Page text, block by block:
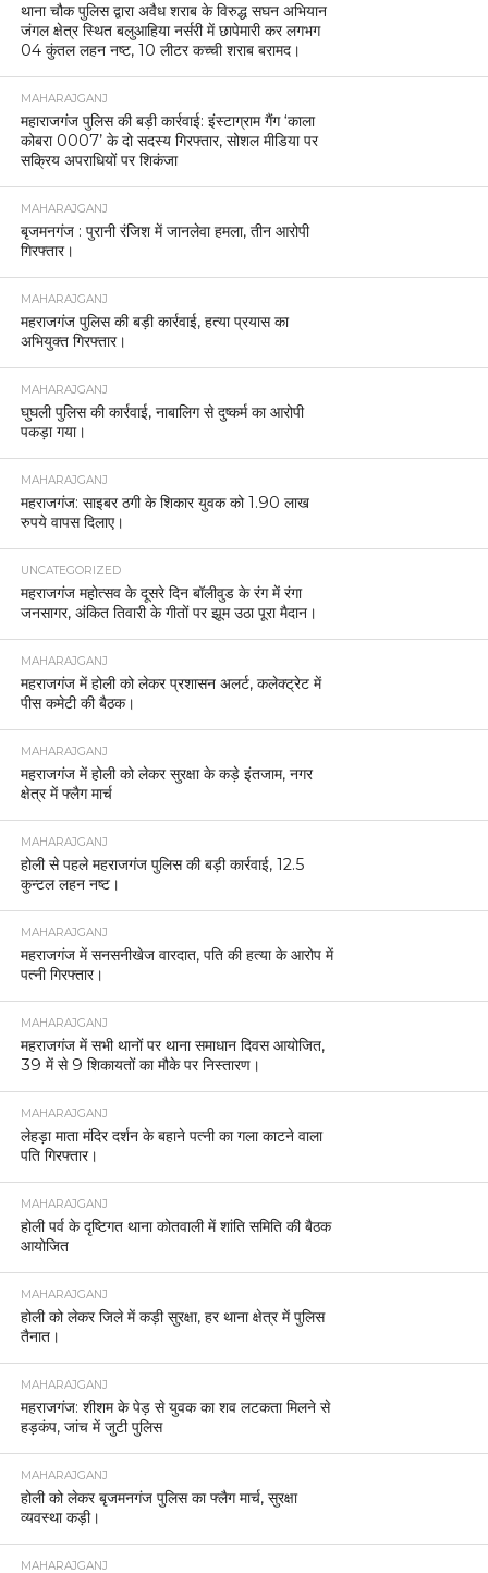
थाना चौक पुलिस द्वारा अवैध शराब के विरुद्ध सघन अभियान
जंगल क्षेत्र स्थित बलुआहिया नर्सरी में छापेमारी कर लगभग
04 कुंतल लहन नष्ट, 10 लीटर कच्ची शराब बरामद।
MAHARAJGANJ
महाराजगंज पुलिस की बड़ी कार्रवाई: इंस्टाग्राम गैंग ‘काला
कोबरा 0007’ के दो सदस्य गिरफ्तार, सोशल मीडिया पर
सक्रिय अपराधियों पर शिकंजा
MAHARAJGANJ
बृजमनगंज : पुरानी रंजिश में जानलेवा हमला, तीन आरोपी
गिरफ्तार।
MAHARAJGANJ
महराजगंज पुलिस की बड़ी कार्रवाई, हत्या प्रयास का
अभियुक्त गिरफ्तार।
MAHARAJGANJ
घुघली पुलिस की कार्रवाई, नाबालिग से दुष्कर्म का आरोपी
पकड़ा गया।
MAHARAJGANJ
महराजगंज: साइबर ठगी के शिकार युवक को 1.90 लाख
रुपये वापस दिलाए।
UNCATEGORIZED
महराजगंज महोत्सव के दूसरे दिन बॉलीवुड के रंग में रंगा
जनसागर, अंकित तिवारी के गीतों पर झूम उठा पूरा मैदान।
MAHARAJGANJ
महराजगंज में होली को लेकर प्रशासन अलर्ट, कलेक्ट्रेट में
पीस कमेटी की बैठक।
MAHARAJGANJ
महराजगंज में होली को लेकर सुरक्षा के कड़े इंतजाम, नगर
क्षेत्र में फ्लैग मार्च
MAHARAJGANJ
होली से पहले महराजगंज पुलिस की बड़ी कार्रवाई, 12.5
कुन्टल लहन नष्ट।
MAHARAJGANJ
महराजगंज में सनसनीखेज वारदात, पति की हत्या के आरोप में
पत्नी गिरफ्तार।
MAHARAJGANJ
महराजगंज में सभी थानों पर थाना समाधान दिवस आयोजित,
39 में से 9 शिकायतों का मौके पर निस्तारण।
MAHARAJGANJ
लेहड़ा माता मंदिर दर्शन के बहाने पत्नी का गला काटने वाला
पति गिरफ्तार।
MAHARAJGANJ
होली पर्व के दृष्टिगत थाना कोतवाली में शांति समिति की बैठक
आयोजित
MAHARAJGANJ
होली को लेकर जिले में कड़ी सुरक्षा, हर थाना क्षेत्र में पुलिस
तैनात।
MAHARAJGANJ
महराजगंज: शीशम के पेड़ से युवक का शव लटकता मिलने से
हड़कंप, जांच में जुटी पुलिस
MAHARAJGANJ
होली को लेकर बृजमनगंज पुलिस का फ्लैग मार्च, सुरक्षा
व्यवस्था कड़ी।
MAHARAJGANJ